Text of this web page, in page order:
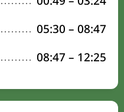
05:30 – 08:47
08:47 – 12:25